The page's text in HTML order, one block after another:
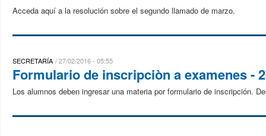
Acceda aquí a la resolución sobre el segundo llamado de marzo.
SECRETARÍA 27/02/2016 - 05:55
Formulario de inscripciòn a examenes -
Los alumnos deben ingresar una materia por formulario de inscripción.